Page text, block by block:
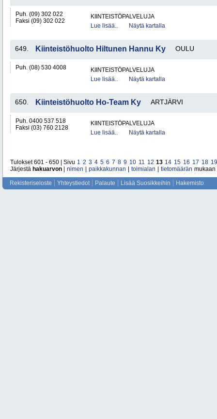
Puh. (09) 302 022
Faksi (09) 302 022
KIINTEISTÖPALVELUJA
Lue lisää..
Näytä kartalla
649. Kiinteistöhuolto Hiltunen Hannu Ky OULU
Puh. (08) 530 4008
KIINTEISTÖPALVELUJA
Lue lisää..
Näytä kartalla
650. Kiinteistöhuolto Ho-Team Ky ARTJÄRVI
Puh. 0400 537 518
Faksi (03) 760 2128
KIINTEISTÖPALVELUJA
Lue lisää..
Näytä kartalla
Tulokset 601 - 650 | Sivu 1 2 3 4 5 6 7 8 9 10 11 12 13 14 15 16 17 18 19
Järjestä hakuarvon nimen paikkakunnan toimialan tietomäärän mukaan
Rekisteriseloste Yhteystiedot Palaute Lisää Suosikkeihin Hakemisto